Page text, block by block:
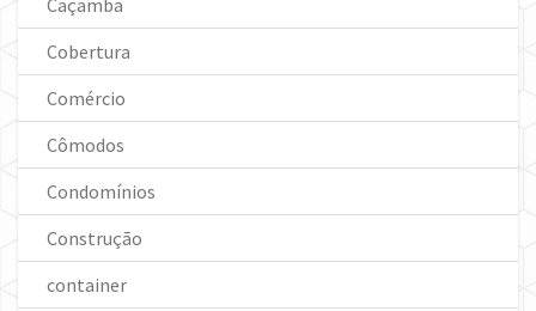
Caçamba
Cobertura
Comércio
Cômodos
Condomínios
Construção
container